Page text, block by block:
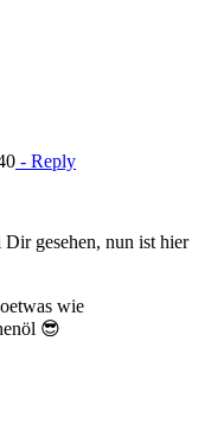
- Reply
gesehen, nun ist hier
wie
😎